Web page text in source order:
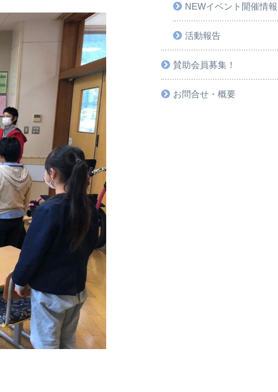
NEWイベント開催情報
活動報告
賛助会員募集！
お問合せ・概要